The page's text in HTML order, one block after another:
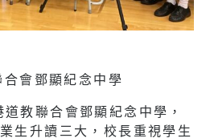
會鄧顯紀念中學
教聯合會鄧顯紀念中學，
生升讀三大，校長重視學生